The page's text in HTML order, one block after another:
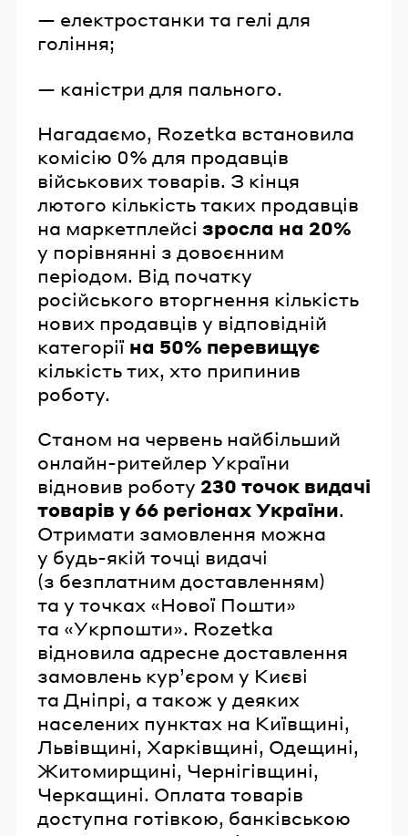
— електростанки та гелі для
гоління;
— каністри для пального.
Нагадаємо, Rozetka встановила
комісію 0% для продавців
військових товарів. З кінця
лютого кількість таких продавців
на маркетплейсі зросла на 20%
у порівнянні з довоєнним
періодом. Від початку
російського вторгнення кількість
нових продавців у відповідній
категорії на 50% перевищує
кількість тих, хто припинив
роботу.
Станом на червень найбільший
онлайн-ритейлер України
відновив роботу 230 точок видачі
товарів у 66 регіонах України.
Отримати замовлення можна
у будь-якій точці видачі
(з безплатним доставленням)
та у точках «Нової Пошти»
та «Укрпошти». Rozetka
відновила адресне доставлення
замовлень кур’єром у Києві
та Дніпрі, а також у деяких
населених пунктах на Київщині,
Львівщині, Харківщині, Одещині,
Житомирщині, Чернігівщині,
Черкащині. Оплата товарів
доступна готівкою, банківською